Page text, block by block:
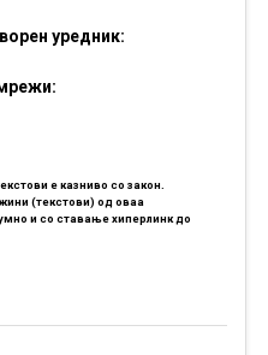
уредник:
е казниво со закон.
(текстови) од оваа
и со ставање хиперлинк до